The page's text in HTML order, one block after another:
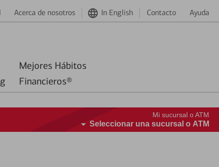
Acerca de nosotros In English Contacto Ayuda
Mejores Hábitos
Financieros®
Mi sucursal o ATM
Seleccionar una sucursal o ATM